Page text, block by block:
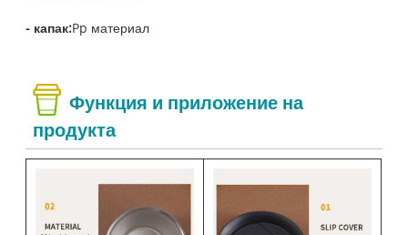
- капак:Pp материал
Функция и приложение на
продукта